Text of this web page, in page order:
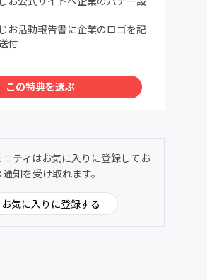
お活動報告書に企業のロゴを記
付
この特典を選ぶ
ティはお気に入りに登録してお
知を受け取れます。
お気に入りに登録する